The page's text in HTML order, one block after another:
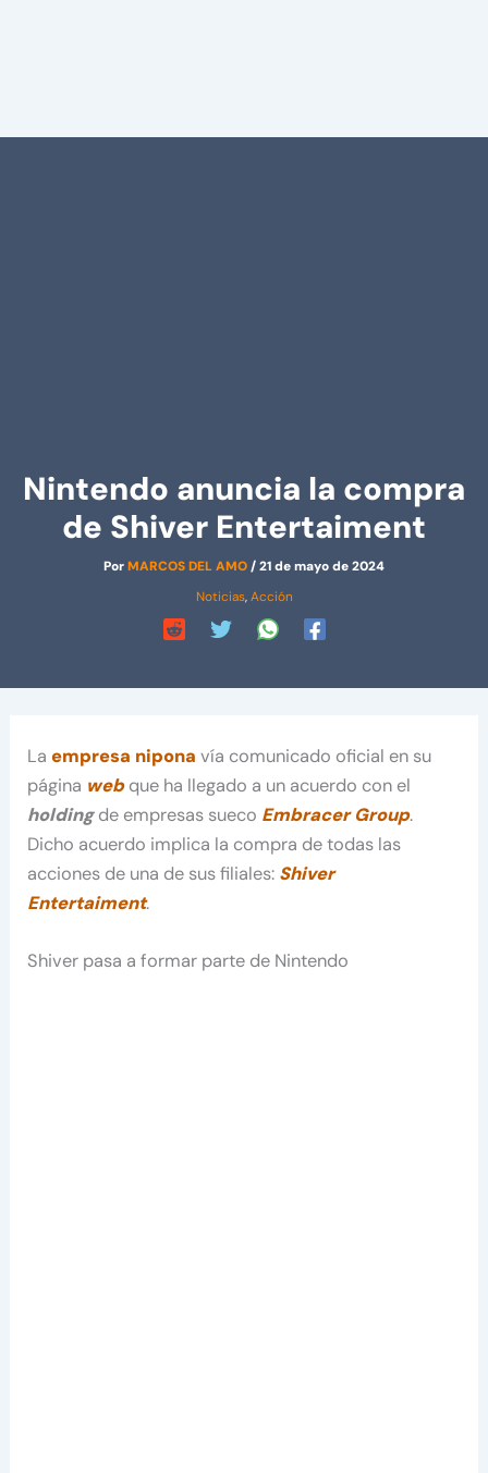
Nintendo anuncia la compra
de Shiver Entertaiment
PorMARCOS DEL AMO/21 de mayo de 2024
Noticias,Acción
Laempresa nipona vía comunicado oficial en su
página webque ha llegado a un acuerdo con el
holdingde empresas sueco Embracer Group.
Dicho acuerdo implica la compra de todas las
acciones de una de sus filiales: Shiver
Entertaiment.
Shiver pasa a formar parte de Nintendo